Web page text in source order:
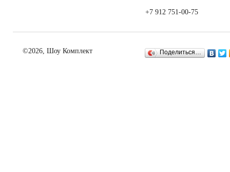
+7 912 751-00-75
©2026, Шоу Комплект Поделиться…